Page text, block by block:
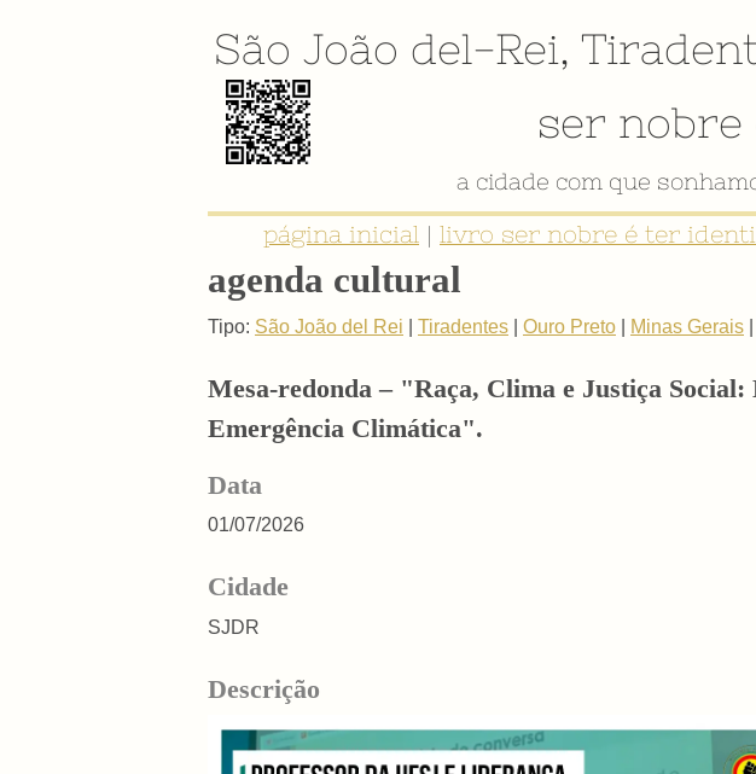
São João del-Rei,
ser nobre
a cidade com que
página inicial | livro ser nobre é ter
agenda cultural
Tipo: São João del Rei Tiradentes Ouro Preto Minas Gerais
Mesa-redonda – "Raça, Clima e Justiça
Emergência Climática".
Data
01/07/2026
Cidade
SJDR
Descrição